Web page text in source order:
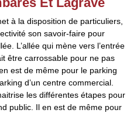
à la disposition de particuliers,
son savoir-faire pour
L’allée qui mène vers l’entrée
être carrossable pour ne pas
est de même pour le parking
d’un centre commercial.
les différentes étapes pour
public. Il en est de même pour